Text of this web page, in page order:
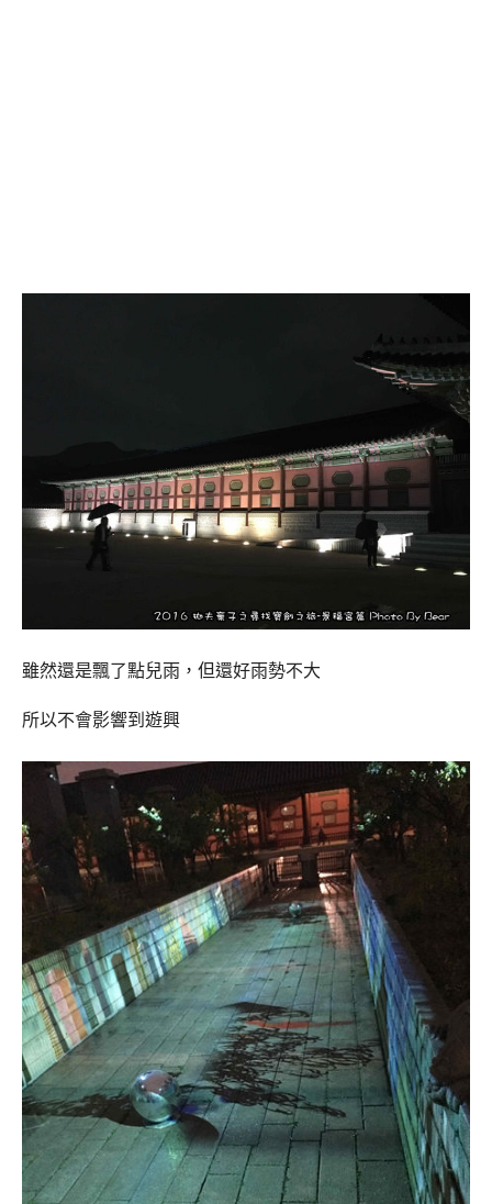
雖然還是飄了點兒雨，但還好雨勢不大
所以不會影響到遊興